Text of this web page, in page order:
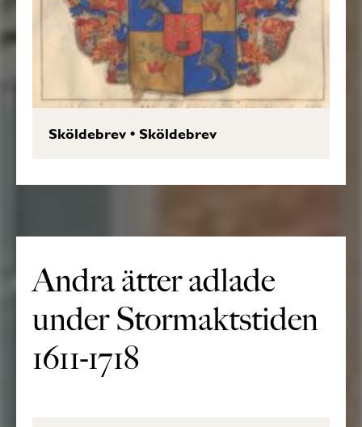
Sköldebrev•Sköldebrev
Andra ätter adlade
under Stormaktstiden
1611-1718